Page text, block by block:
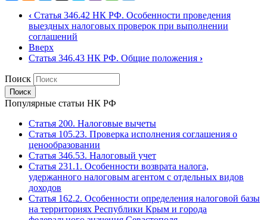
‹ Статья 346.42 НК РФ. Особенности проведения
выездных налоговых проверок при выполнении
соглашений
Вверх
Статья 346.43 НК РФ. Общие положения ›
Поиск
Популярные статьи НК РФ
Статья 200. Налоговые вычеты
Статья 105.23. Проверка исполнения соглашения о
ценообразовании
Статья 346.53. Налоговый учет
Статья 231.1. Особенности возврата налога,
удержанного налоговым агентом с отдельных видов
доходов
Статья 162.2. Особенности определения налоговой базы
на территориях Республики Крым и города